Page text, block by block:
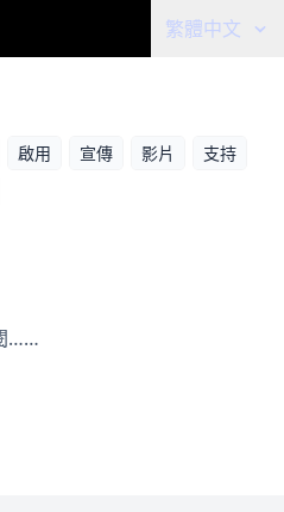
繁體中文
啟用 宣傳 影片
支持
……